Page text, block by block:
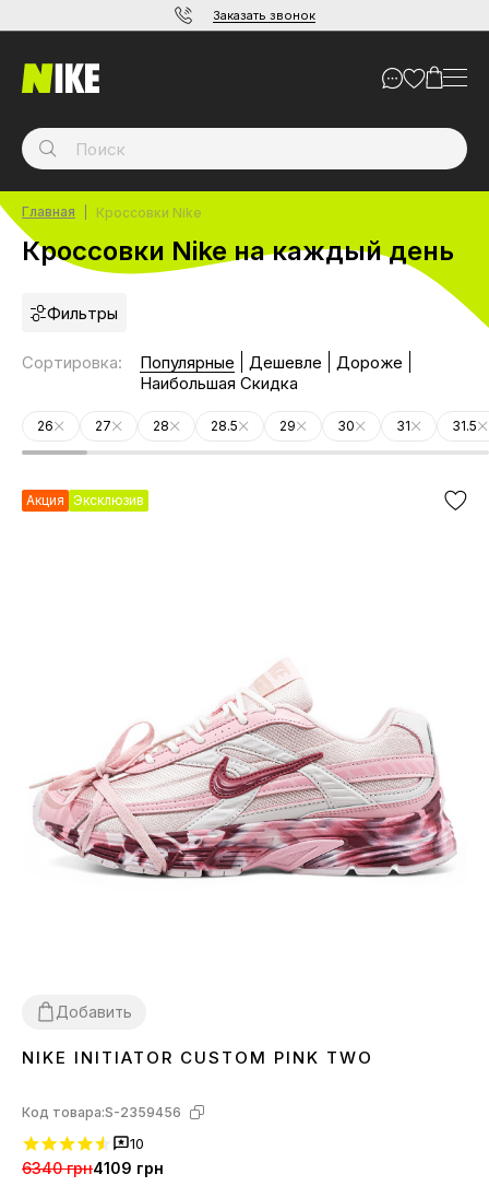
Заказать звонок
Главная Кроссовки Nike
Кроссовки Nike на каждый день
Фильтры
Сортировка: Популярные Дешевле
Дороже
Наибольшая Скидка
26 27 28 28.5 29 30 31 31.5
Акция Эксклюзив
Добавить
3637 38 39 4041
NIKE INITIATOR CUSTOM PINK TWO
Код товара:S-2359456
10
6340 грн4109 грн